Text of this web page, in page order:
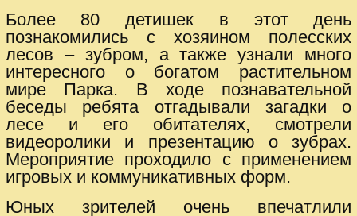
Более 80 детишек в этот день
познакомились с хозяином полесских
лесов – зубром, а также узнали много
интересного о богатом растительном
мире Парка. В ходе познавательной
беседы ребята отгадывали загадки о
лесе и его обитателях, смотрели
видеоролики и презентацию о зубрах.
Мероприятие проходило с применением
игровых и коммуникативных форм.
Юных зрителей очень впечатлили